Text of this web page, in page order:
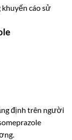
cáo sử
định trên người